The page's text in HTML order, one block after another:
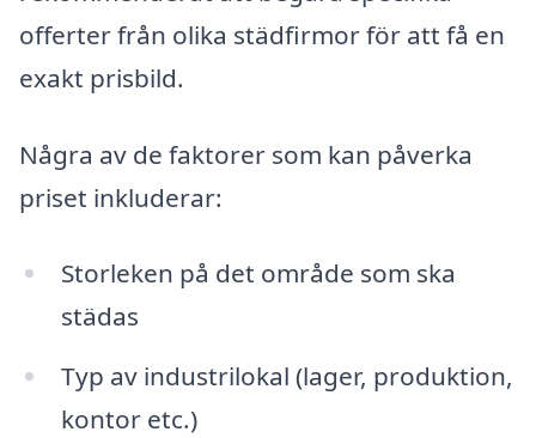
offerter från olika städfirmor för att få en
exakt prisbild.
Några av de faktorer som kan påverka
priset inkluderar:
Storleken på det område som ska
städas
Typ av industrilokal (lager, produktion,
kontor etc.)